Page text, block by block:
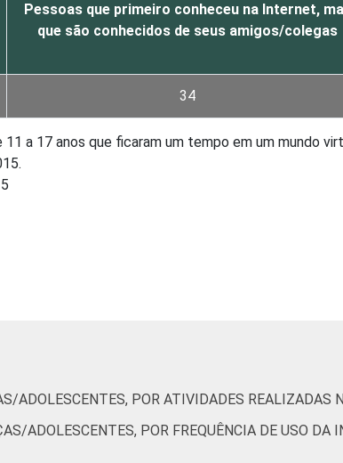
Pessoas que primeiro conheceu na Internet,
que são conhecidos de seus amigos/colegas
34
11 a 17 anos que ficaram um tempo em um mundo
ADOLESCENTES, POR ATIVIDADES REALIZADAS
ADOLESCENTES, POR FREQUÊNCIA DE USO